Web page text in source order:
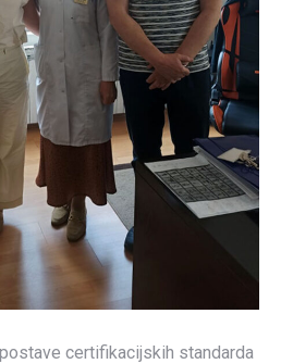
certifikacijskih standarda